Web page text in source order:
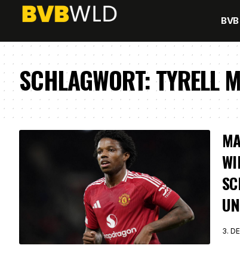
SCHLAGWORT:TYRELL
3.